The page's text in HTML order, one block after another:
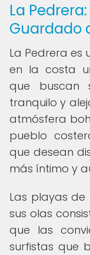
La
Guardado
La Pedrera es
en la costa
que buscan
tranquilo y
atmósfera
pueblo
que desean
más íntimo y
Las playas
sus olas
que las
surfistas que